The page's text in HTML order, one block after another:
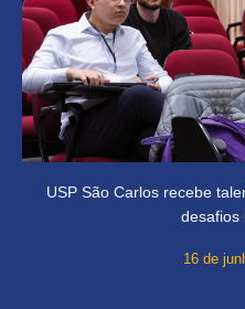
USP São Carlos recebe
desafios
16 de